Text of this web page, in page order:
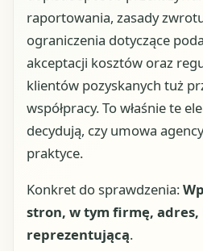
raportowania, zasady
ograniczenia dotyczące
akceptacji kosztów oraz
klientów pozyskanych tuż
współpracy. To właśnie te
decydują, czy umowa
praktyce.
Konkret do sprawdzenia:
stron, w tym firmę, adres,
reprezentującą.